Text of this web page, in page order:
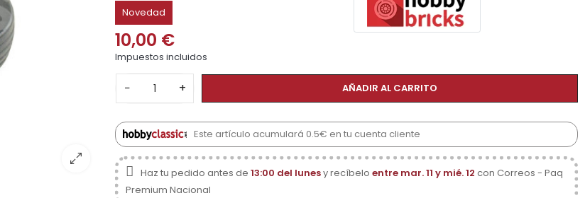
Novedad
10,00 €
Impuestos incluidos
− + AÑADIR AL CARRITO
Este artículo acumulará 0.5€ en tu cuenta cliente
Haz tu pedido antes de 13:00 del lunesy recíbelo entre mar. 11 y mié. 12 con Correos - Paq
Premium Nacional